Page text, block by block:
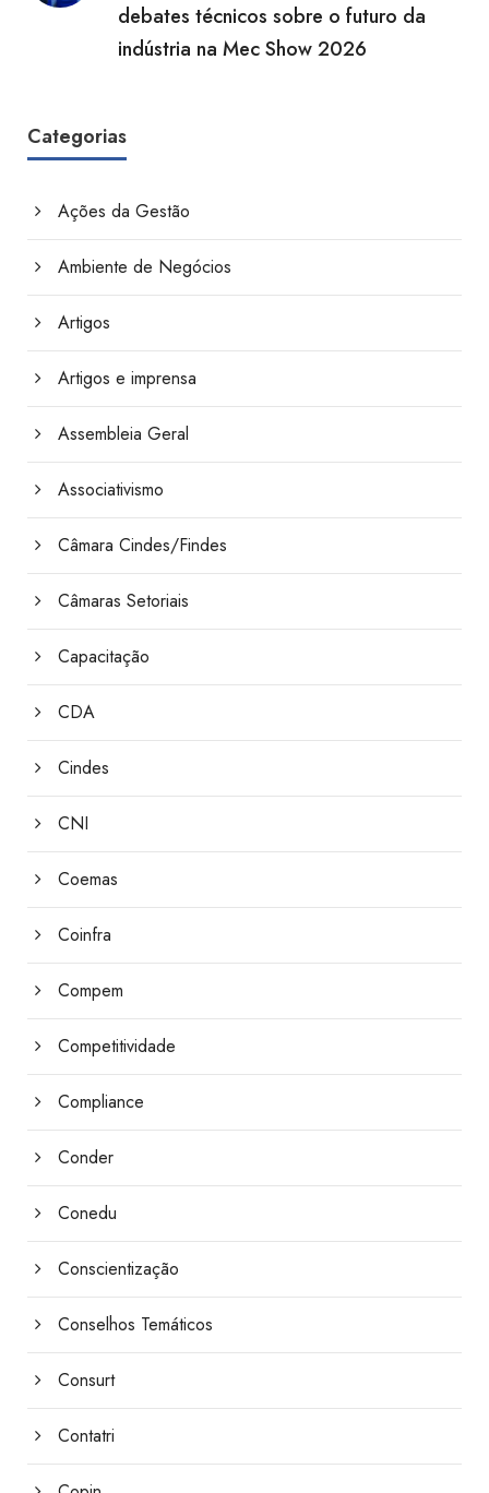
debates técnicos sobre o futuro da
indústria na Mec Show 2026
Categorias
Ações da Gestão
Ambiente de Negócios
Artigos
Artigos e imprensa
Assembleia Geral
Associativismo
Câmara Cindes/Findes
Câmaras Setoriais
Capacitação
CDA
Cindes
CNI
Coemas
Coinfra
Compem
Competitividade
Compliance
Conder
Conedu
Conscientização
Conselhos Temáticos
Consurt
Contatri